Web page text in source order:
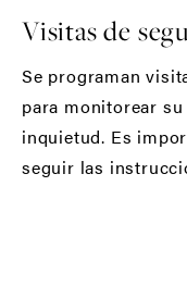
Visitas de
Se programan
para monitorear
inquietud. Es
seguir las